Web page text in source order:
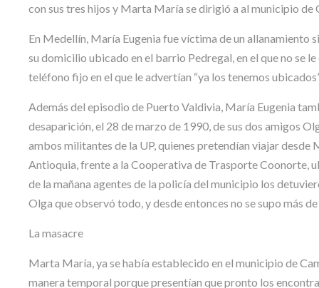
con sus tres hijos y Marta María se dirigió a al municipio de
En Medellín, María Eugenia fue víctima de un
su domicilio ubicado en el barrio Pedregal, en el que no se
teléfono fijo en el que le advertían “ya los tenemos
Además del episodio de Puerto Valdivia, María Eugenia
desaparición, el 28 de marzo de 1990, de sus dos amigos
ambos militantes de la UP, quienes pretendían viajar desde
Antioquia, frente a la Cooperativa de Trasporte Coonorte,
de la mañana agentes de la policía del municipio los
Olga que observó todo, y desde entonces no se supo más
La masacre
Marta María, ya se había establecido en el municipio de
manera temporal porque presentían que pronto los